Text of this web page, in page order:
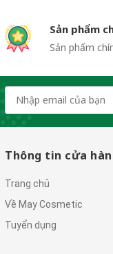
Sản phẩm
Sản phẩm
Thông tin cửa
Trang chủ
Về May Cosmetic
Tuyển dụng